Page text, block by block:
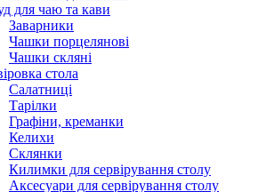
для чаю та кави
Заварники
Чашки порцелянові
Чашки скляні
стола
Салатниці
Тарілки
Графіни, креманки
Келихи
Склянки
Килимки для сервірування столу
Аксесуари для сервірування столу